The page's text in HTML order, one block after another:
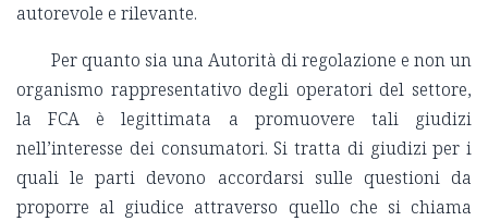
autorevole e rilevante.
Per quanto sia una Autorità di regolazione e non un
organismo rappresentativo degli operatori del settore,
la FCA è legittimata a promuovere tali giudizi
nell’interesse dei consumatori. Si tratta di giudizi per i
quali le parti devono accordarsi sulle questioni da
proporre al giudice attraverso quello che si chiama